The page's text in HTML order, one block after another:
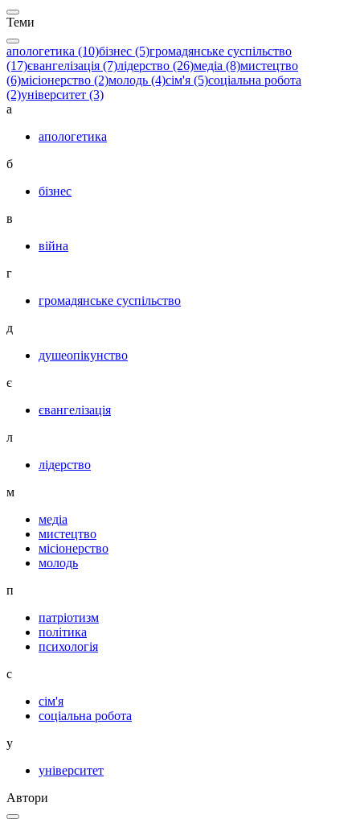
Теми
апологетика (10)бізнес (5)громадянське суспільство
(17)євангелізація (7)лідерство (26)медіа (8)мистецтво
(6)місіонерство (2)молодь (4)сім'я (5)соціальна робота
(2)університет (3)
а
апологетика
б
бізнес
в
війна
г
громадянське суспільство
д
душеопікунство
є
євангелізація
л
лідерство
м
медіа
мистецтво
місіонерство
молодь
п
патріотизм
політика
психологія
с
сім'я
соціальна робота
у
університет
Автори